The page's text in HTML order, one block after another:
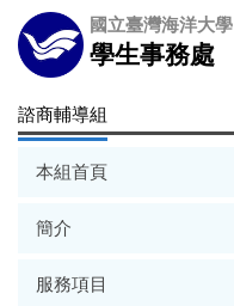
跳
到
主
內
國立臺灣海洋大學
學生事務處
諮商輔導組
本組首頁
簡介
服務項目